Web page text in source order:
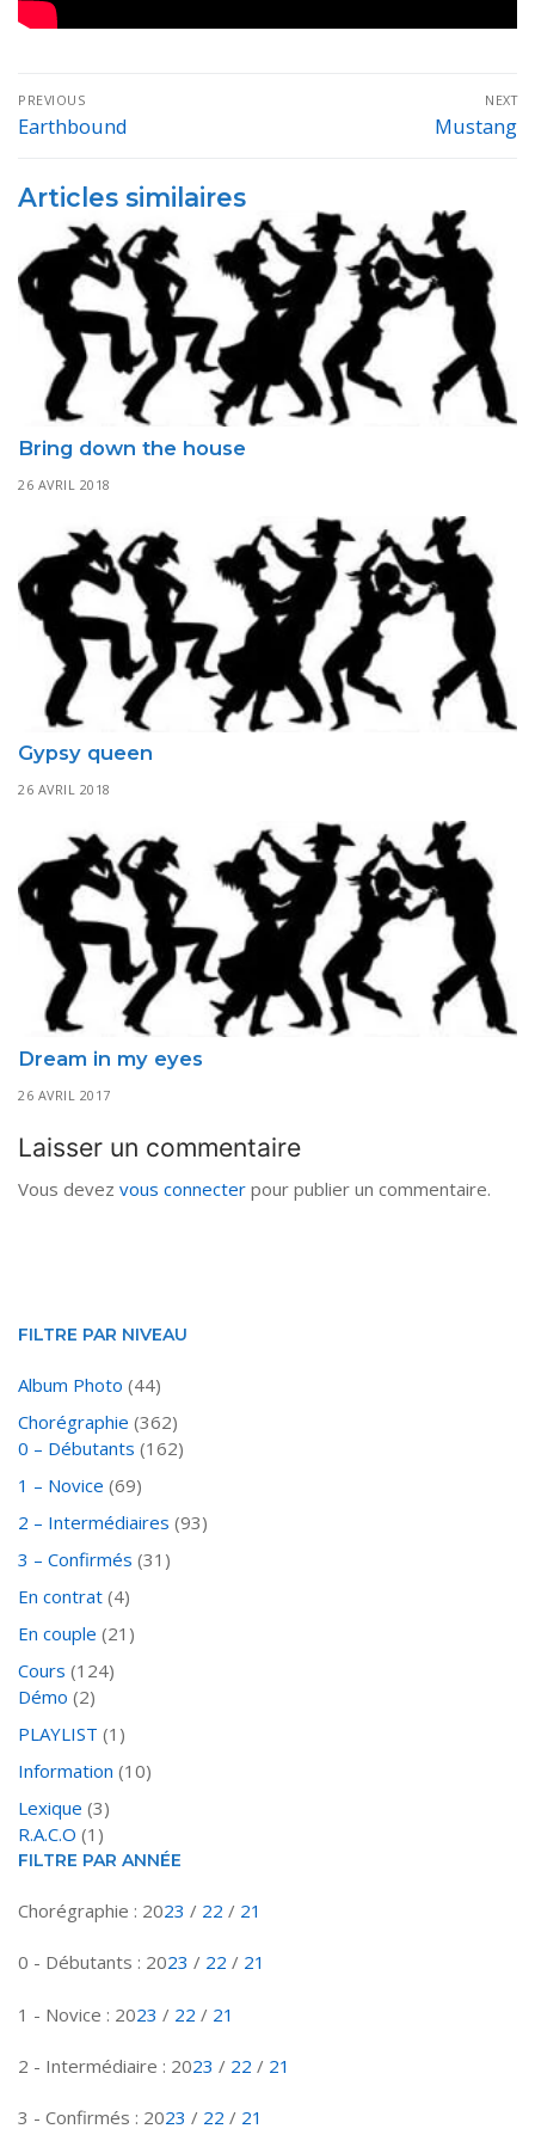
Navigation
de
PREVIOUS
Previous
Earthbound
NEXT
Next
Mustang
Articles similaires
Bring down the house
26 AVRIL 2018
Gypsy queen
26 AVRIL 2018
Dream in my eyes
26 AVRIL 2017
Laisser un commentaire
Vous devez vous connecter pour publier un commentaire.
FILTRE PAR NIVEAU
Album Photo (44)
Chorégraphie (362)
0 – Débutants (162)
1 – Novice (69)
2 – Intermédiaires (93)
3 – Confirmés (31)
En contrat (4)
En couple (21)
Cours (124)
Démo (2)
PLAYLIST (1)
Information (10)
Lexique (3)
R.A.C.O (1)
FILTRE PAR ANNÉE
Chorégraphie : 2023 / 22 / 21
0 - Débutants : 2023 / 22 / 21
1 - Novice : 2023 / 22 / 21
2 - Intermédiaire : 2023 / 22 / 21
3 - Confirmés : 2023 / 22 / 21